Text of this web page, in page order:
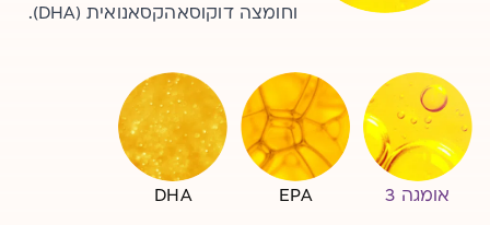
וחומצה דוקוסאהקסאנואית (DHA).
האצות.
אומגה 3 EPA
DHA